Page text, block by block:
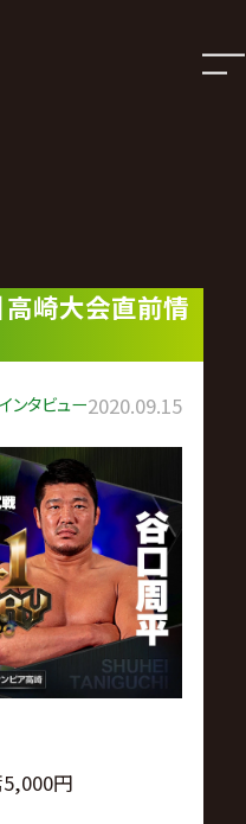
高崎大会直前情
インタビュー2020.09.15
円